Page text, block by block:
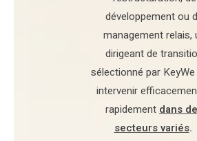
développementou
management relais,
dirigeant de
sélectionné par KeyWe
intervenir
rapidement dans
secteurs variés.